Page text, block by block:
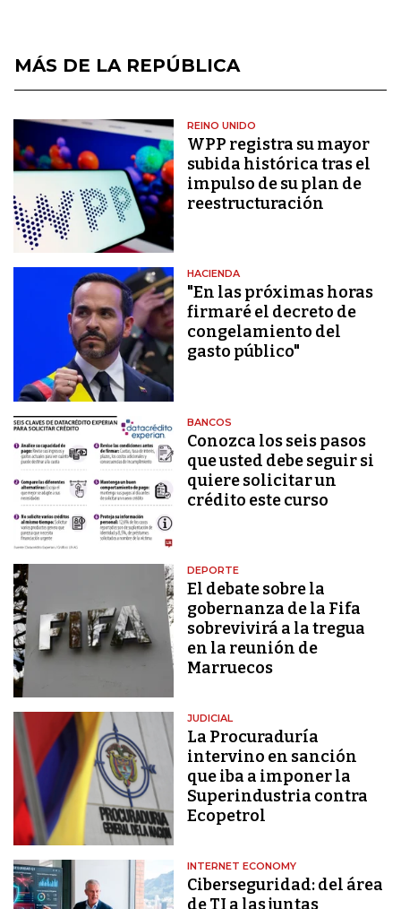
MÁS DE LA REPÚBLICA
REINO UNIDO
WPP registra su mayor
subida histórica tras el
impulso de su plan de
reestructuración
HACIENDA
"En las próximas horas
firmaré el decreto de
congelamiento del
gasto público"
BANCOS
Conozca los seis pasos
que usted debe seguir si
quiere solicitar un
crédito este curso
DEPORTE
El debate sobre la
gobernanza de la Fifa
sobrevivirá a la tregua
en la reunión de
Marruecos
JUDICIAL
La Procuraduría
intervino en sanción
que iba a imponer la
Superindustria contra
Ecopetrol
INTERNET ECONOMY
Ciberseguridad: del área
de TI a las juntas